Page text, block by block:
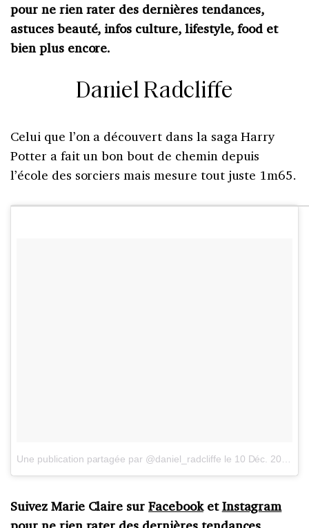
pour ne rien rater des dernières tendances,
astuces beauté, infos culture, lifestyle, food et
bien plus encore.
Daniel Radcliffe
Celui que l’on a découvert dans la saga Harry
Potter a fait un bon bout de chemin depuis
l’école des sorciers mais mesure tout juste 1m65.
Une publication partagée par @daniel_radcliffe le 10 Déc. 2016 à 10h09 PST
Suivez Marie Claire surFacebooketInstagram